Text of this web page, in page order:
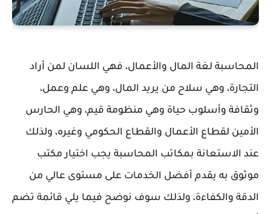
المحاسبة لغة المال والأعمال، فهي اللسان لمن أراد
التجارة، وهي سلاح من يريد المال، وهي علم وعمل،
وثقافة وأسلوب حياة وهي منظومة قيم، وهي الحارس
الأمين لقطاع الأعمال والقطاع الحكومي وغيره، ولذلك
عند الاستعانة بمكاتب المحاسبة يجب اختيار مكتب
موثوق به يقدم أفضل الخدمات على مستوى عالي من
الدقة والكفاءة، ولذلك سوف نوضح فيما يلي قائمة تضم